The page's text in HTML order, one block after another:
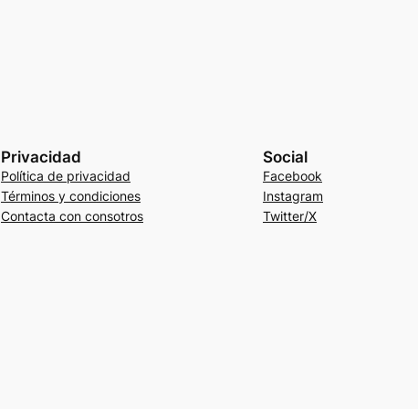
Privacidad
Política de privacidad
Términos y condiciones
Contacta con consotros
Social
Facebook
Instagram
Twitter/X